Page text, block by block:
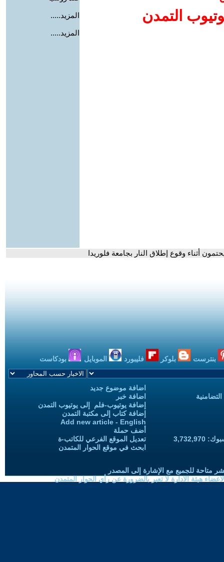
التمدن
المزيد.....
المزيد.....
أثناء وقوع إطلاق النار بجامعة فلوريدا
بنترست بلوكر فليبورد الموبايل بودكاست
اضافة موضوع جديد
اضافة خبر
إضافة يوتيوب-فلم إلى يوتيوب التمدن
إضافة كتاب إلى مكتبة التمدن
Add new article - English
أضف حملة
تعديل الموقع الفرعي للكاتب-ة
ابحث في موقع الحوار المتمدن
متاحة للجميع مع الإشارة إلى المصدر
هيئة الادارة لا تعبر بالضرورة عن رأي الحوار المتمدن